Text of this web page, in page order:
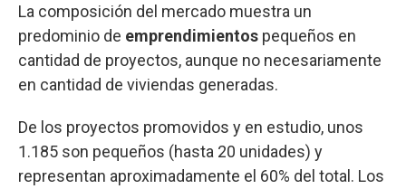
La composición del mercado muestra un
predominio de emprendimientos pequeños en
cantidad de proyectos, aunque no necesariamente
en cantidad de viviendas generadas.
De los proyectos promovidos y en estudio, unos
1.185 son pequeños (hasta 20 unidades) y
representan aproximadamente el 60% del total. Los